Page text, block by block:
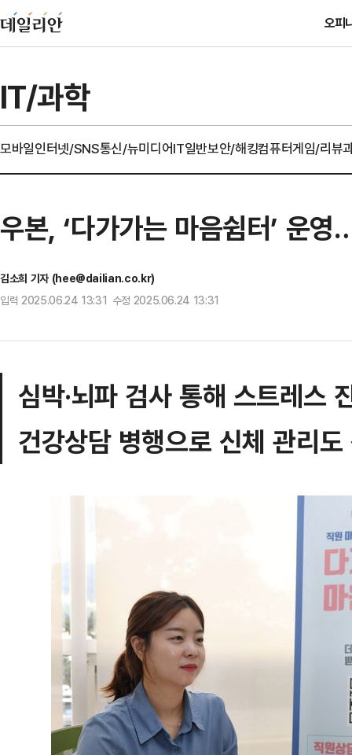
오피
IT/과학
모바일인터넷/SNS통신/뉴미디어IT일반보안/해킹컴퓨터게임/리뷰
우본, ‘다가가는 마음쉼터’ 운
김소희 기자 (hee@dailian.co.kr)
입력 2025.06.24 13:31 수정 2025.06.24 13:31
심박·뇌파 검사 통해 스트레스
건강상담 병행으로 신체 관리도